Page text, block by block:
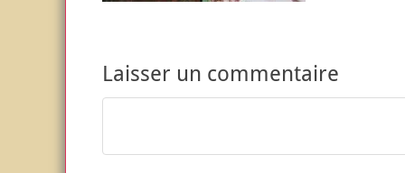
Laisser un commentaire